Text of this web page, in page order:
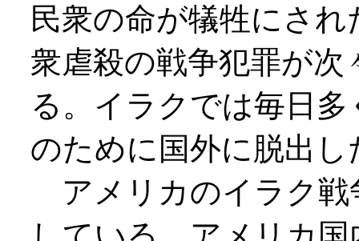
民衆の命が犠牲にさ
衆虐殺の戦争犯罪が
る。イラクでは毎日
のために国外に脱出
アメリカのイラク戦